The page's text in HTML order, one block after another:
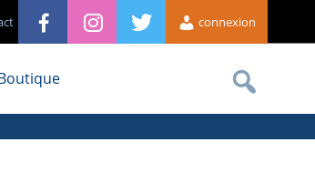
connexion